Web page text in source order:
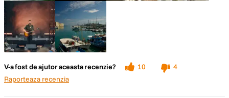
pastrand focalizarea asupra ochiului in ciuda miscarilor imprevizibile.
Filme 4K 60p cursive, cu aspect natural
V-a fost de ajutor aceasta recenzie? 10
4
Raporteaza recenzia